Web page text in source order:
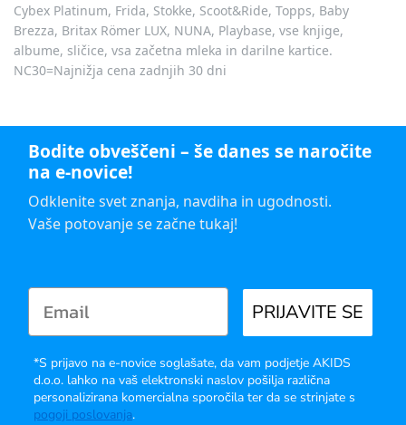
Cybex Platinum, Frida, Stokke, Scoot&Ride, Topps, Baby
Brezza, Britax Römer LUX, NUNA, Playbase, vse knjige,
albume, sličice, vsa začetna mleka in darilne kartice.
NC30=Najnižja cena zadnjih 30 dni
Bodite obveščeni – še danes se naročite
na e-novice!
Odklenite svet znanja, navdiha in ugodnosti.
Vaše potovanje se začne tukaj!
PRIJAVITE SE
*S prijavo na e-novice soglašate, da vam podjetje AKIDS
d.o.o. lahko na vaš elektronski naslov pošilja različna
personalizirana komercialna sporočila ter da se strinjate s
pogoji poslovanja.